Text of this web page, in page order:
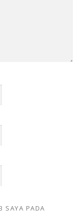
SAYA PADA